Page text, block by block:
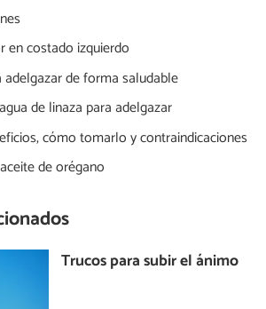
en costado izquierdo
adelgazar de forma saludable
de linaza para adelgazar
cómo tomarlo y contraindicaciones
de orégano
Trucos para subir el ánimo